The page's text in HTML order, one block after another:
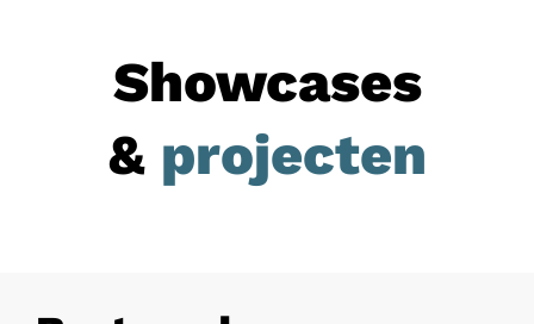
Showcases
& projecten